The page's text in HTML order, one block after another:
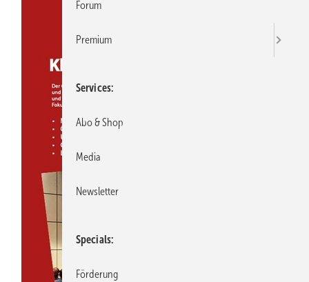
Forum
Premium
Services
Abo & Shop
Media
Newsletter
Specials
Förderung